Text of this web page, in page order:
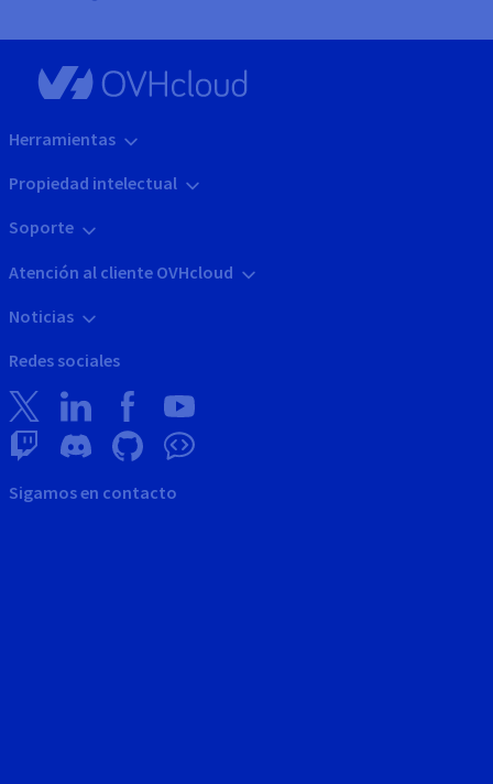
Herramientas
Propiedad intelectual
Soporte
Atención al cliente OVHcloud
Noticias
Redes sociales
Sigamos en contacto